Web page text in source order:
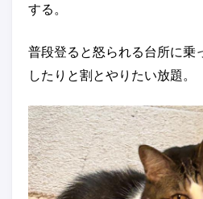
する。
普段登ると怒られる台所に乗
したりと割とやりたい放題。